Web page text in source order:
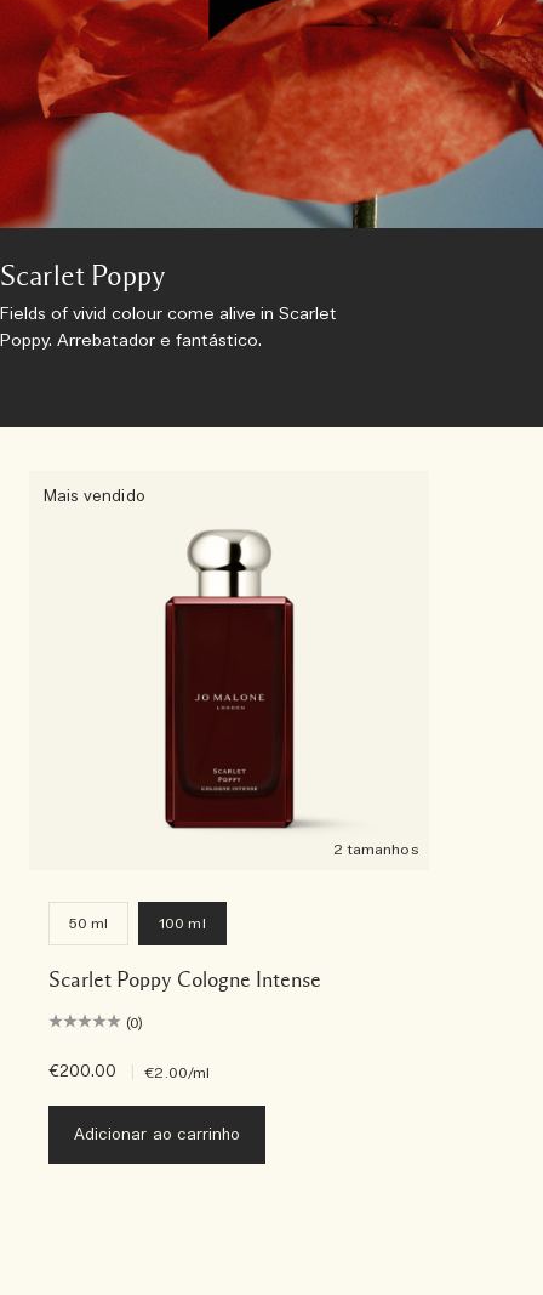
Scarlet Poppy
Fields of vivid colour come alive in Scarlet
Poppy. Arrebatador e fantástico.
Mais vendido
2 tamanhos
50 ml 100 ml
Scarlet Poppy Cologne Intense
(0)
€200.00 €2.00/ml
Adicionar ao carrinho